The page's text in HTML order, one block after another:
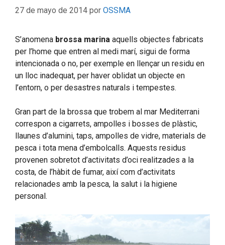
27 de mayo de 2014 por OSSMA
S’anomena brossa marina aquells objectes fabricats
per l’home que entren al medi marí, sigui de forma
intencionada o no, per exemple en llençar un residu en
un lloc inadequat, per haver oblidat un objecte en
l’entorn, o per desastres naturals i tempestes.
Gran part de la brossa que trobem al mar Mediterrani
correspon a cigarrets, ampolles i bosses de plàstic,
llaunes d’alumini, taps, ampolles de vidre, materials de
pesca i tota mena d’embolcalls. Aquests residus
provenen sobretot d’activitats d’oci realitzades a la
costa, de l’hàbit de fumar, així com d’activitats
relacionades amb la pesca, la salut i la higiene
personal.